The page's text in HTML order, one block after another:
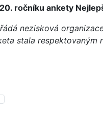
ročníku ankety
nezisková
stala